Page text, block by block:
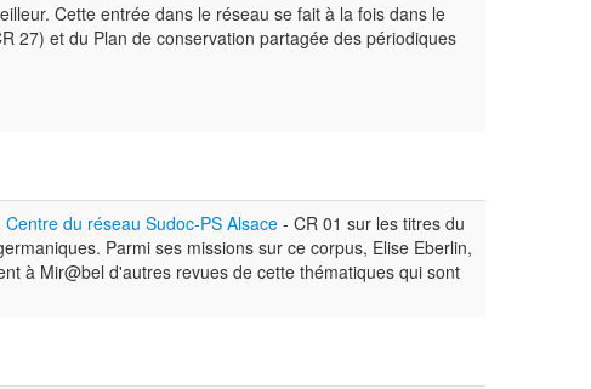
Cette entrée dans le réseau se fait à la fois dans le
27) et du Plan de conservation partagée des périodiques
Centre du réseau Sudoc-PS Alsace - CR 01 sur les titres du
Parmi ses missions sur ce corpus, Elise Eberlin,
à Mir@bel d'autres revues de cette thématiques qui sont